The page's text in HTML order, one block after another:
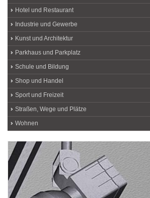
Hotel und Restaurant
Industrie und Gewerbe
Kunst und Architektur
Parkhaus und Parkplatz
Schule und Bildung
Shop und Handel
Sport und Freizeit
Straßen, Wege und Plätze
Wohnen